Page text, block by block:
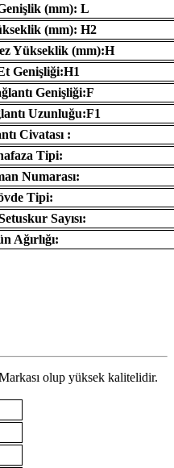
(mm): L
(mm): H2
Yükseklik (mm):H
Genişliği:H1
Genişliği:F
Uzunluğu:F1
Civatası :
Tipi:
Numarası:
Tipi:
Sayısı:
Ağırlığı:
olup yüksek kalitelidir.